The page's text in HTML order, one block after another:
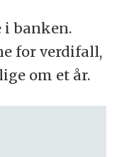
i banken.
for verdifall,
om et år.